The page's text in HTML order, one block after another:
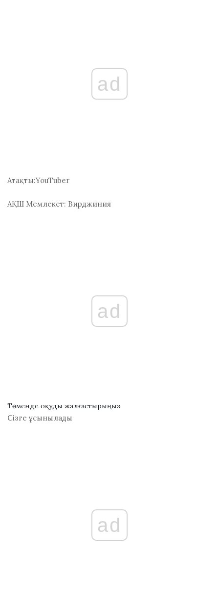
ad
Атақты:YouTuber
АҚШ Мемлекет: Вирджиния
ad
Төменде оқуды жалғастырыңыз
Сізге ұсынылады
ad